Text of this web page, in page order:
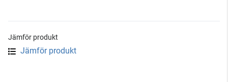
Jämför produkt
Jämför produkt